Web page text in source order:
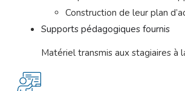
Construction de leur plan
Supports pédagogiques fournis
Matériel transmis aux stagiaires à